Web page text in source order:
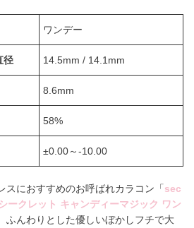
ワンデー
径 14.5mm / 14.1mm
8.6mm
58%
±0.00～-10.00
スにおすすめのお呼ばれカラコン「sec
クレット キャンディーマジック ワン
ふんわりとした優しいぼかしフチで大